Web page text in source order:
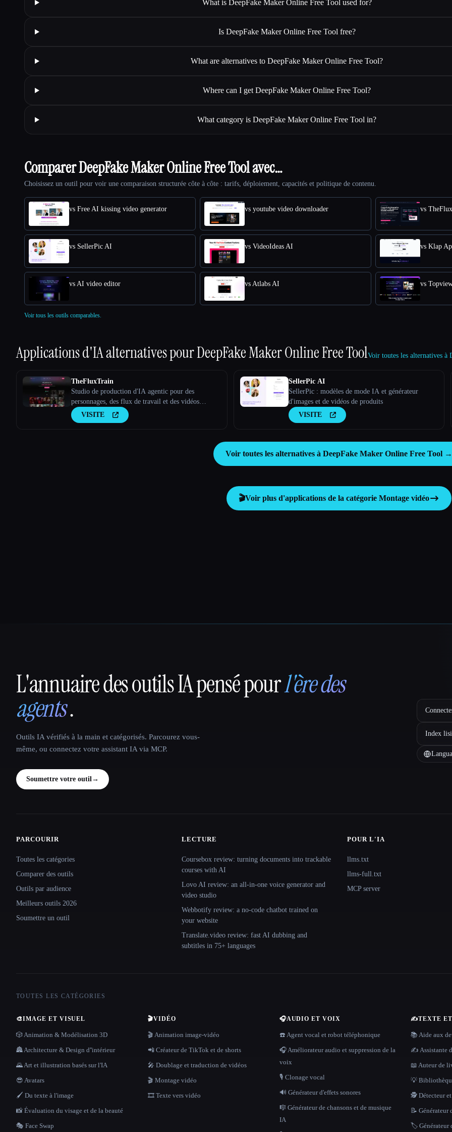
What is DeepFake Maker Online Free Tool used for?
Is DeepFake Maker Online Free Tool free?
What are alternatives to DeepFake Maker Online Free Tool?
Where can I get DeepFake Maker Online Free Tool?
What category is DeepFake Maker Online Free Tool in?
Comparer DeepFake Maker Online Free Tool avec…
Choisissez un outil pour voir une comparaison structurée côte à côte : tarifs, déploiement, capacités et politique de contenu.
vs Free AI kissing video generator vs youtube video downloader vs
vs SellerPic AI vs VideoIdeas AI vs Klap
vs AI video editor vs Atlabs AI vs
Voir tous les outils comparables.
Applications d'IA alternatives pourDeepFake Maker Online Free ToolVoir toutes les alternatives
TheFluxTrain
Studio de production d'IA agentic pour des
personnages, des flux de travail et des vidéos
cohérents
VISITE
SellerPic AI
SellerPic : modèles de mode IA et générateur
d'images et de vidéos de produits
VISITE
Voir toutes les alternatives à DeepFake Maker Online Free Tool →
🎬Voir plus d'applications de la catégorie Montage vidéo
That AI Collection
L'annuaire des outils IA pensé pourl'ère des
agents.
Outils IA vérifiés à la main et catégorisés. Parcourez vous-
même, ou connectez votre assistant IA via MCP.
Soumettre votre outil→
Index
Site navigation
PARCOURIR
Toutes les catégories
Comparer des outils
Outils par audience
Meilleurs outils 2026
Soumettre un outil
LECTURE
Coursebox review: turning documents into trackable
courses with AI
Lovo AI review: an all-in-one voice generator and
video studio
Webbotify review: a no-code chatbot trained on
your website
Translate.video review: fast AI dubbing and
subtitles in 75+ languages
POUR L'IA
llms.txt
llms-full.txt
MCP server
TOUTES LES CATÉGORIES
🎨IMAGE ET VISUEL
🎲 Animation & Modélisation 3D
🏯 Architecture & Design d''intérieur
🌄 Art et illustration basés sur l'IA
😎 Avatars
🖌️ Du texte à l'image
📸 Évaluation du visage et de la beauté
🎭 Face Swap
🎬VIDÉO
🎬 Animation image-vidéo
📲 Créateur de TikTok et de shorts
🎤 Doublage et traduction de vidéos
🎬 Montage vidéo
🎞️ Texte vers vidéo
🎧AUDIO ET VOIX
☎️ Agent vocal et robot téléphonique
🎧 Améliorateur audio et suppression de la
voix
🎙️ Clonage vocal
🔊 Générateur d'effets sonores
🎼 Générateur de chansons et de musique
IA
✍️TEXTE
📚 Aide aux
✍️ Assistante
📖 Auteur de
💡
🕵️ Détecteur
📝
🏷️ Générateur